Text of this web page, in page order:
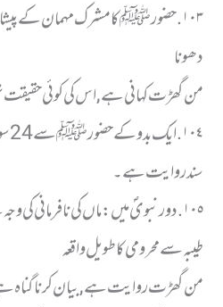
١٠٣. حضور ﷺ کا مشرک مہمان کے
دھونا
من گھڑت کہانی ہے, اس کی کوئی
سند روایت ہے ۔
١٠٥. دور نبویؐ میں : ماں کی نافرمانی
طیبہ سے محرومی کا طویل واقعہ
من گھڑت روایت ہے, بیان کرنا گناہ